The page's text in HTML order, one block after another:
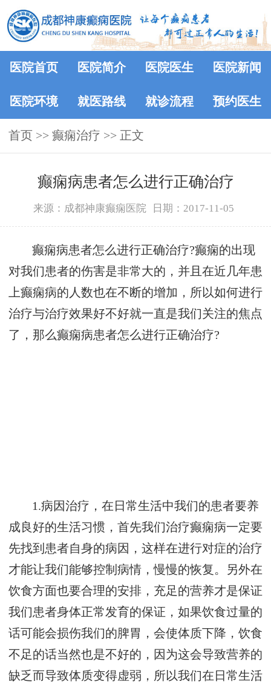
医院首页 医院简介 医院医生 医院新闻
医院环境 就医路线 就诊流程 预约医生
首页 >> 癫痫治疗 >> 正文
癫痫病患者怎么进行正确治疗
来源：成都神康癫痫医院 日期：2017-11-05
癫痫病患者怎么进行正确治疗?癫痫的出现
对我们患者的伤害是非常大的，并且在近几年患
上癫痫病的人数也在不断的增加，所以如何进行
治疗与治疗效果好不好就一直是我们关注的焦点
了，那么癫痫病患者怎么进行正确治疗?
1.病因治疗，在日常生活中我们的患者要养
成良好的生活习惯，首先我们治疗癫痫病一定要
先找到患者自身的病因，这样在进行对症的治疗
才能让我们能够控制病情，慢慢的恢复。另外在
饮食方面也要合理的安排，充足的营养才是保证
我们患者身体正常发育的保证，如果饮食过量的
话可能会损伤我们的脾胃，会使体质下降，饮食
不足的话当然也是不好的，因为这会导致营养的
缺乏而导致体质变得虚弱，所以我们在日常生活